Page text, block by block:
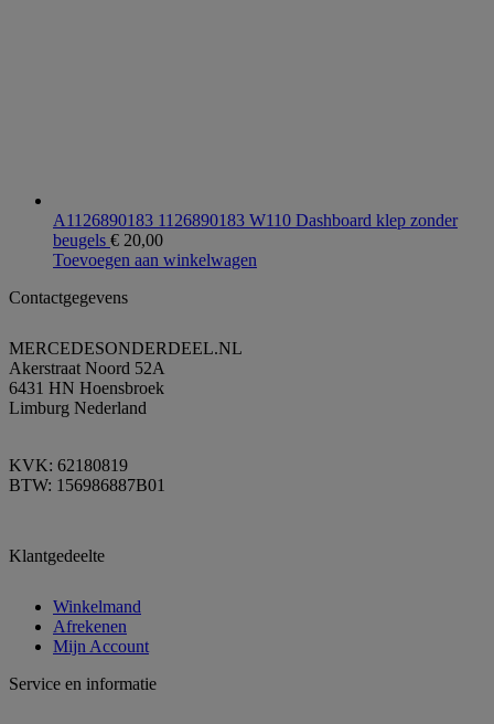
A1126890183 1126890183 W110 Dashboard klep zonder
beugels € 20,00
Toevoegen aan winkelwagen
Contactgegevens
MERCEDESONDERDEEL.NL
Akerstraat Noord 52A
6431 HN Hoensbroek
Limburg Nederland
KVK: 62180819
BTW: 156986887B01
Klantgedeelte
Winkelmand
Afrekenen
Mijn Account
Service en informatie